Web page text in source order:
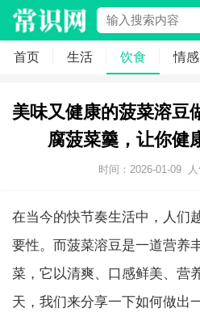
首页 生活 饮食 情感
美味又健康的菠菜溶豆
腐菠菜羹，让你健
时间：2026-01-09 人
在当今的快节奏生活中，人们
要性。而菠菜溶豆是一道营养
菜，它以清爽、口感鲜美、营
天，我们来分享一下如何做出